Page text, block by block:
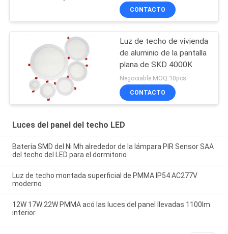
CONTACTO
Luz de techo de vivienda
de aluminio de la pantalla
plana de SKD 4000K
Negociable MOQ:10pcs
CONTACTO
Luces del panel del techo LED
Batería SMD del Ni Mh alrededor de la lámpara PIR Sensor SAA
del techo del LED para el dormitorio
Luz de techo montada superficial de PMMA IP54 AC277V
moderno
12W 17W 22W PMMA acó las luces del panel llevadas 1100lm
interior